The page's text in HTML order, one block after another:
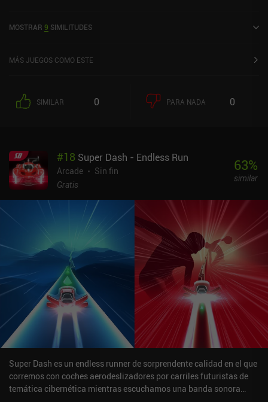
Online se lanzó en septiembre de 2023 y tiene actualmente una
App Store de iOS.
MOSTRAR 9 SIMILITUDES
MÁS JUEGOS COMO ESTE
SIMILAR 0 PARA NADA 0
#18 Super Dash - Endless Run
Arcade
Sin fin
Gratis
63%
similar
Super Dash es un endless runner de sorprendente calidad en el que
corremos con coches aerodeslizadores por carriles futuristas de
temática cibernética mientras escuchamos una banda sonora